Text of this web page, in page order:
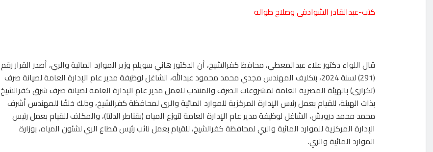
كتب-عبدالقادر الشوادفى وصلاح طواله
قال اللواء دكتور علاء عبدالمعطي، محافظ كفرالشيخ، أن الدكتور هاني سويلم وزير الموارد المائية والري، أصدر القرار رقم
(291) لسنة 2024، بتكليف المهندس مجدي محمد محمود عبدالله، الشاغل لوظيفة مدير عام الإدارة العامة لصيانة صرف
(تكرارى) بالهيئة المصرية العامة لمشروعات الصرف والمنتدب للعمل مدير عام الإدارة العامة لصيانة صرف شرق كفرالشيخ
بذات الهيئة، للقيام بعمل رئيس الإدارة المركزية للموارد المائية والري لمحافظة كفرالشيخ، وذلك خلفًا للمهندس أشرف
محمد محمد درويش، الشاغل لوظيفة مدير عام الإدارة العامة لتوزع المياه (بقناطر الدلتا)، والمكلف للقيام بعمل رئيس
الإدارة المركزية للموارد المائية والري لمحافظة كفرالشيخ، للقيام بعمل نائب رئيس قطاع الري لشئون المياه، بوزارة
الموارد المائية والري.